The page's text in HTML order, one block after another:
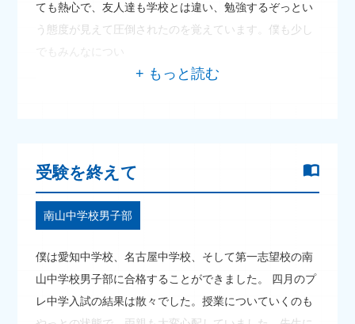
ても熱心で、友人達も学校とは違い、勉強するぞっとい
う態度が見えて圧倒されたのを覚えています。僕も少し
でもみんなについ
受験を終えて
南山中学校男子部
僕は愛知中学校、名古屋中学校、そして第一志望校の南
山中学校男子部に合格することができました。 四月のプ
レ中学入試の結果は散々でした。授業についていくのも